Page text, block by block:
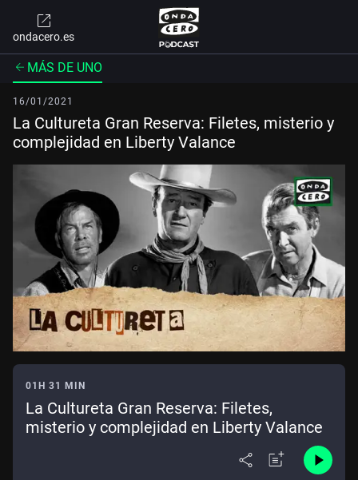
ondacero.es
MÁS DE UNO
16/01/2021
La Cultureta Gran Reserva: Filetes, misterio y
complejidad en Liberty Valance
01H 31 MIN
La Cultureta Gran Reserva: Filetes,
misterio y complejidad en Liberty Valance